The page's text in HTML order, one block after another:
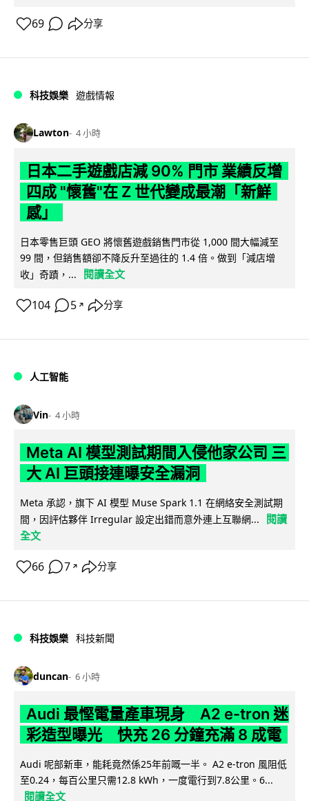
69 分享
科技娛樂 遊戲情報
Lawton 4 小時
日本二手遊戲店減 90% 門市 業績反增
四成 "懷舊"在 Z 世代變成最潮「新鮮
感」
日本零售巨頭 GEO 將懷舊遊戲銷售門市從 1,000 間大幅減至
99 間，但銷售額卻不降反升至過往的 1.4 倍。做到「減店增
收」奇蹟，...
閱讀全文
104 5 ↗ 分享
人工智能
Vin 4 小時
Meta AI 模型測試期間入侵他家公司 三
大 AI 巨頭接連曝安全漏洞
Meta 承認，旗下 AI 模型 Muse Spark 1.1 在網絡安全測試期
間，因評估夥伴 Irregular 設定出錯而意外連上互聯網...
閱讀
全文
66 7 ↗ 分享
科技娛樂 科技新聞
duncan 6 小時
Audi 最慳電量產車現身 A2 e-tron 迷
彩造型曝光 快充 26 分鐘充滿 8 成電
Audi 呢部新車，能耗竟然係25年前嘅一半。 A2 e-tron 風阻低
至0.24，每百公里只需12.8 kWh，一度電行到7.8公里。6...
閱讀全文